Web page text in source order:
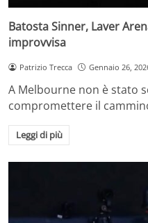
Batosta Sinner, Laver
improvvisa
Patrizio Trecca Gennaio 26,
A Melbourne non è stato
compromettere il
Leggi di più